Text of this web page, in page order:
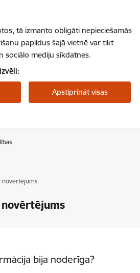
tā izmanto obligāti nepieciešamās
papildus šajā vietnē var tikt
sociālo mediju sīkdatnes.
Apstiprināt visas
novērtējums
bija noderīga?